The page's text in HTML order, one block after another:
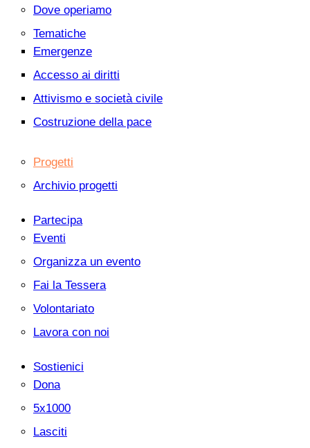
Dove operiamo
Tematiche
Emergenze
Accesso ai diritti
Attivismo e società civile
Costruzione della pace
Progetti
Archivio progetti
Partecipa
Eventi
Organizza un evento
Fai la Tessera
Volontariato
Lavora con noi
Sostienici
Dona
5x1000
Lasciti